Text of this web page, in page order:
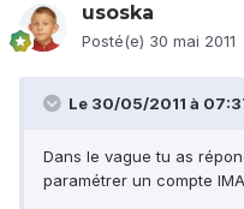
usoska
Posté(e) 30 mai 2011
Le 30/05/2011 à
Dans le vague tu as
paramétrer un compte